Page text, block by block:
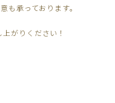
も承っております。
がりください！